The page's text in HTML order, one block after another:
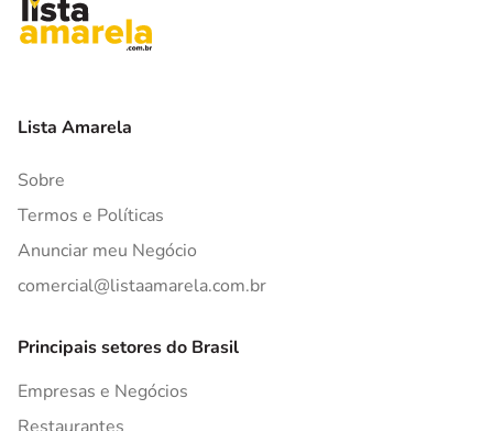
Lista Amarela
Sobre
Termos e Políticas
Anunciar meu Negócio
comercial@listaamarela.com.br
Principais setores do Brasil
Empresas e Negócios